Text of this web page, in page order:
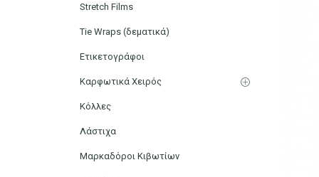
Stretch Films
Tie Wraps (δεματικά)
Ετικετογράφοι
Καρφωτικά Χειρός
Κόλλες
Λάστιχα
Μαρκαδόροι Κιβωτίων